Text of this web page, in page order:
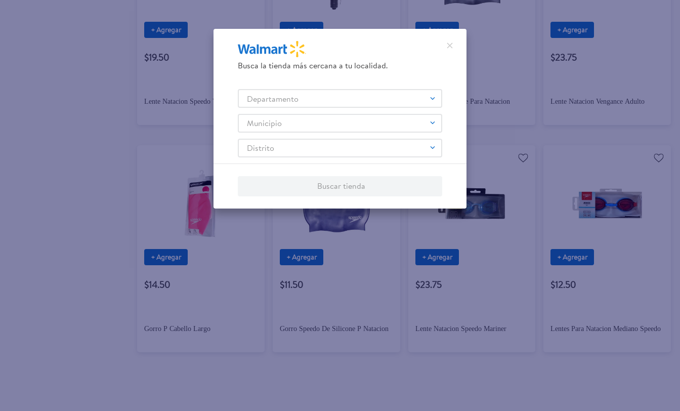
+ Agregar
$19.50
Lente Natacion Speedo Vengance Jr
+ Agregar
$6.50
Bomba Speedo Doble Acción
+ Agregar
Gorro De Silicone Para Natacion
+ Agregar
$23.75
Lente Natacion Vengance Adulto
+ Agregar
$14.50
Gorro P Cabello Largo
+ Agregar
$11.50
Gorro Speedo De Silicone P Natacion
+ Agregar
$23.75
Lente Natacion Speedo Mariner
+ Agregar
$12.50
Lentes Para Natacion Mediano Speedo
Busca la tienda más cercana a tu localidad.
Departamento
Municipio
Distrito
Buscar tienda